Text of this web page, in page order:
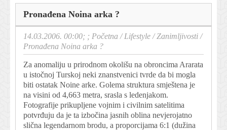
Pronađena Noina arka ?
14.03.2006. 00:00; ; Početna /Lifestyle /Zanimljivosti /
Pronađena Noina arka ?
Za anomaliju u prirodnom okolišu na obroncima Ararata
u istočnoj Turskoj neki znanstvenici tvrde da bi mogla
biti ostatak Noine arke. Golema struktura smještena je
na visini od 4,663 metra, srasla s ledenjakom.
Fotografije prikupljene vojnim i civilnim satelitima
potvrđuju da je ta izbočina jasnih oblina nevjerojatno
slična legendarnom brodu, a proporcijama 6:1 (dužina